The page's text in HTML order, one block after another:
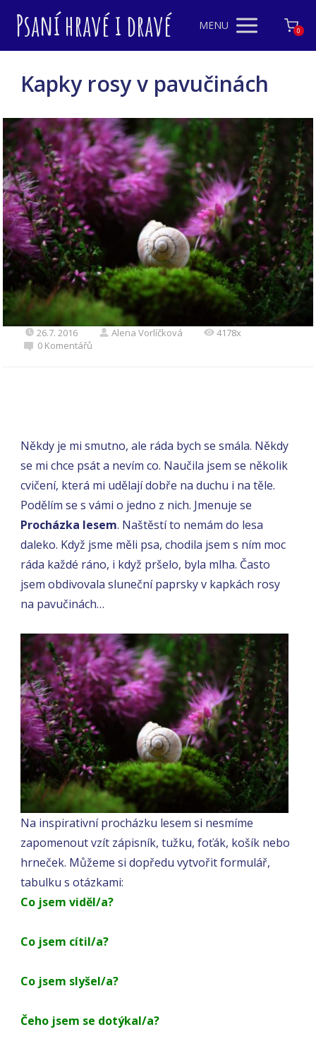
Psaní hravé i dravé MENU 0
Kapky rosy v pavučinách
26.7. 2016 Alena Vorlíčková
4178x
0 Komentářů
Někdy je mi smutno, ale ráda bych se smála. Někdy
se mi chce psát a nevím co. Naučila jsem se několik
cvičení, která mi udělají dobře na duchu i na těle.
Podělím se s vámi o jedno z nich. Jmenuje se
Procházka lesem. Naštěstí to nemám do lesa
daleko. Když jsme měli psa, chodila jsem s ním moc
ráda každé ráno, i když pršelo, byla mlha. Často
jsem obdivovala sluneční paprsky v kapkách rosy
na pavučinách…
Na inspirativní procházku lesem si nesmíme
zapomenout vzít zápisník, tužku, foťák, košík nebo
hrneček. Můžeme si dopředu vytvořit formulář,
tabulku s otázkami:
Co jsem viděl/a?
Co jsem cítil/a?
Co jsem slyšel/a?
Čeho jsem se dotýkal/a?